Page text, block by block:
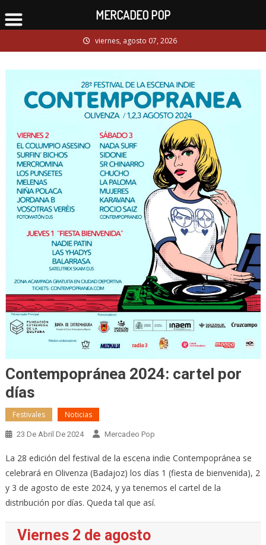
to
viernes, agosto 07, 2026
Contempopránea 2024: cartel por
días
Festivales Noticias
23 De Abril De 2024 Mercadeo Pop
La 28 edición del festival de la escena indie Contempopránea se
celebrará en Olivenza (Badajoz) los días 1 (fiesta de bienvenida), 2
y 3 de agosto de este 2024, y ya tenemos el cartel de la
distribución por días. Queda tal que así.
Viernes 2 de agosto
MERCADEO POP